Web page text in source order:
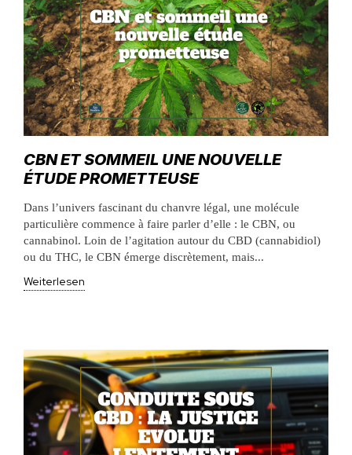
CBN ET SOMMEIL UNE NOUVELLE
ÉTUDE PROMETTEUSE
Dans l’univers fascinant du chanvre légal, une molécule
particulière commence à faire parler d’elle : le CBN, ou
cannabinol. Loin de l’agitation autour du CBD (cannabidiol)
ou du THC, le CBN émerge discrètement, mais...
Weiterlesen